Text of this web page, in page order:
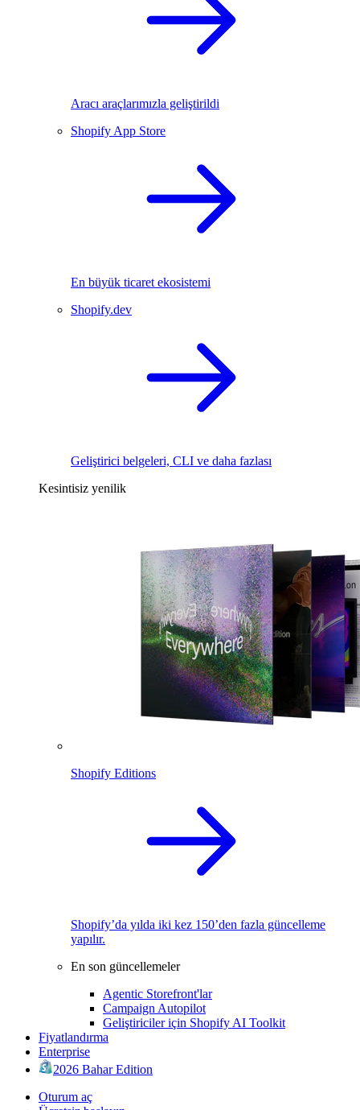
Aracı araçlarımızla geliştirildi
Shopify App Store
En büyük ticaret ekosistemi
Shopify.dev
Geliştirici belgeleri, CLI ve daha fazlası
Kesintisiz yenilik
Shopify Editions
Shopify’da yılda iki kez 150’den fazla güncelleme
yapılır.
En son güncellemeler
Agentic Storefront'lar
Campaign Autopilot
Geliştiriciler için Shopify AI Toolkit
Fiyatlandırma
Enterprise
2026 Bahar Edition
Oturum aç